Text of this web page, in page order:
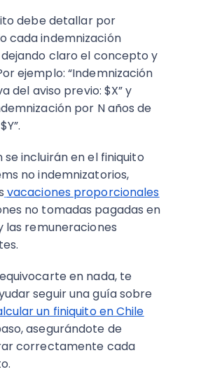
debe detallar por
cada indemnización
claro el concepto y
ejemplo: “Indemnización
del aviso previo: $X” y
por N años de
se incluirán en el finiquito
no indemnizatorios,
vacaciones proporcionales
no tomadas pagadas en
las remuneraciones
en nada, te
seguir una guía sobre
un finiquito en Chile
asegurándote de
correctamente cada